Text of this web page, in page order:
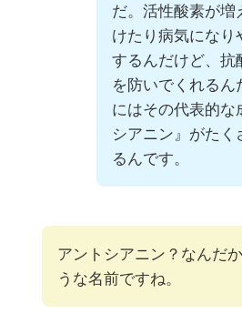
だ。活性酸素が増
けたり病気になり
するんだけど、抗
を防いでくれるん
にはその代表的な
シアニン』がたく
るんです。
アントシアニン？なんだ
うな名前ですね。